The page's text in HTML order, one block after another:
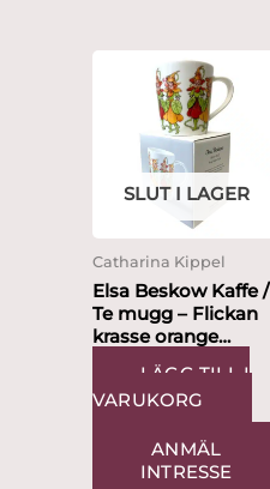
SLUT I LAGER
Catharina Kippel
Elsa Beskow Kaffe /
Te mugg – Flickan
krasse orange
Design Catharina
LÄGG TILL I
VARUKORG
ANMÄL
INTRESSE